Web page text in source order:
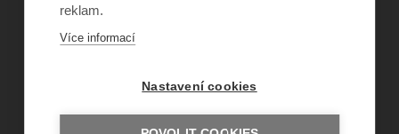
©Obecně prospěšná společnost Sirius
ISSN 1805-8876
nazory@sancedetem.cz
Odběr novinek e-mailem
reklam.
Více informací
Nastavení cookies